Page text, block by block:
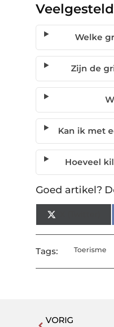
Welke
Zijn de
Kan ik met
Hoeveel
Goed artikel?
Tags: Toerisme
VORIG